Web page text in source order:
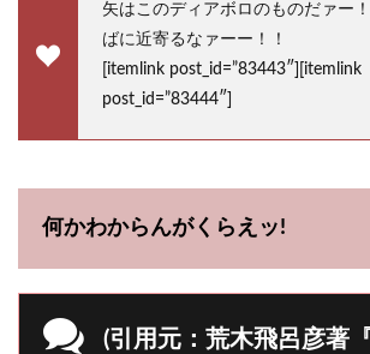
矢はこのディアボロのものだァー
ばに近寄るなァーー！！
[itemlink post_id=”83443″][itemlink
post_id=”83444″]
何かわからんがくらえッ!
(引用元：荒木飛呂彦著